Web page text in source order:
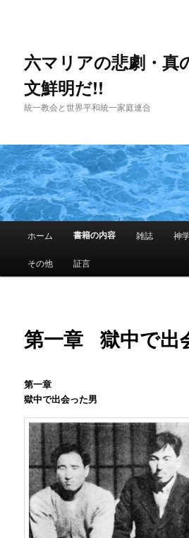
content六マリアの悲劇・真
文鮮明だ!!
統一教会と世界平和統一家庭連合
ホーム 書籍の内容 雑誌 神
その他 証言
第一章 獄中で出
第一章
獄中で出会った男